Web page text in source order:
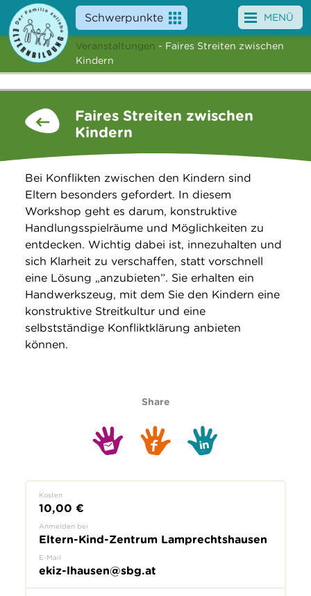
Schwerpunkte
Angebote
News
Über uns
Suche
MENÜ
Veranstaltungen - Faires Streiten zwischen
Kindern
Faires Streiten zwischen
Kindern
Bei Konflikten zwischen den Kindern sind
Eltern besonders gefordert. In diesem
Workshop geht es darum, konstruktive
Handlungsspielräume und Möglichkeiten zu
entdecken. Wichtig dabei ist, innezuhalten und
sich Klarheit zu verschaffen, statt vorschnell
eine Lösung „anzubieten”. Sie erhalten ein
Handwerkszeug, mit dem Sie den Kindern eine
konstruktive Streitkultur und eine
selbstständige Konfliktklärung anbieten
können.
Share
Kosten
10,00 €
Anmelden bei
Eltern-Kind-Zentrum Lamprechtshausen
E-Mail
ekiz-lhausen@sbg.at